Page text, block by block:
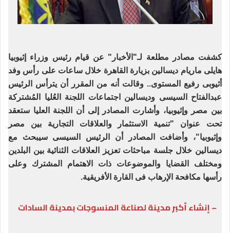
كشفت مصادر مطلعة لـ"الأخبار" عن قيام رئيس وزراء إثيوبيا
هايلى ماريام ديسالين بزيارة القاهرة خلال ساعات على رأس وفد
أثيوبى رفيع المستوى.. وقالت أنه من المقرر أن يترأس الرئيس
عبدالفتاح السيسى وديسالين اجتماعات اللجنة العُليا المُشتركة
بين مصر وإثيوبيا، وأشارت المصادر إلى أن اللجنة العليا ستعقد
تحت عنوان "تنمية الاستثمار والعلاقات التجارية بين مصر
وإثيوبيا"، وأضافت المصادر أن الرئيس السيسى سيبحث مع
ديسالين خلال جلسة مباحثات تعزيز العلاقات الثنائية بين البلدين
ومختلف القضايا والموضوعات ذات الاهتمام المشترك وعلى
رأسها مكافحة الإرهاب فى القارة الأفريقية.
– إنشاء أكبر مدينة لصناعة المنسوجات بمدينة السادات